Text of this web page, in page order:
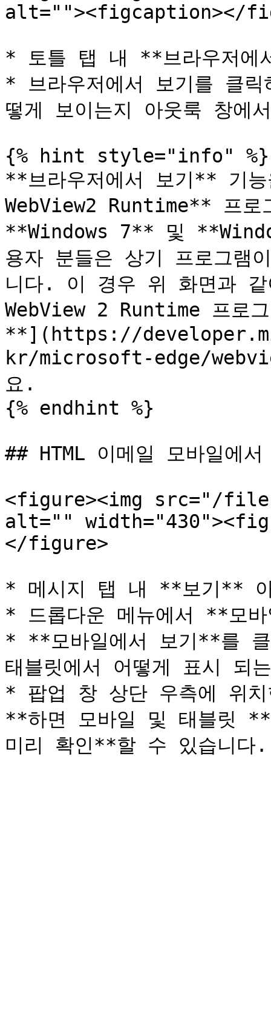
alt=""><figcaption></
* 토틀 탭 내 **브라우저에
* 브라우저에서 보기를 클릭
떻게 보이는지 아웃룩 창에
{% hint style="info" %}
**브라우저에서 보기** 기
WebView2 Runtime** 프로
**Windows 7** 및
용자 분들은 상기 프로그램
니다. 이 경우 위 화면과
WebView 2 Runtime 프로
**](https://
kr/microsoft-edge/
요.
{% endhint %}
## HTML 이메일 모바일에
<figure><img src="/files/
alt=""
</figure>
* 메시지 탭 내 **보기** 아
* 드롭다운 메뉴에서 **모
* **모바일에서 보기**를
태블릿에서 어떻게 표시 되
* 팝업 창 상단 우측에 위
**하면 모바일 및 태블릿 **